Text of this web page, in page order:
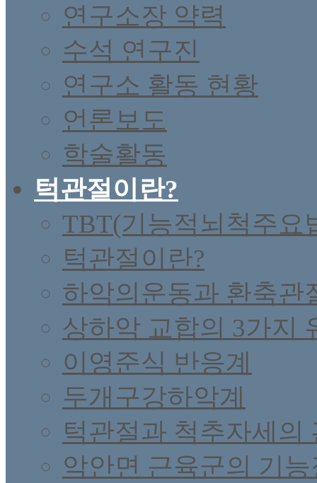
연구소장 약력
수석 연구진
연구소 활동 현황
언론보도
학술활동
턱관절이란?
TBT(기능적뇌척주요
턱관절이란?
하악의운동과 환축관
상하악 교합의 3가지
이영준식 반응계
두개구강하악계
턱관절과 척추자세의
악안면 근육군의 기